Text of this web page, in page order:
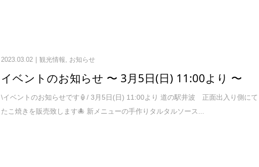
2023.03.02 観光情報, お知らせ
イベントのお知らせ 〜 3月5日(日) 11:00より 〜
\イベントのお知らせです🏮/ 3月5日(日) 11:00より 道の駅井波 正面出入り側にて
たこ焼きを販売致します🐙 新メニューの手作りタルタルソース...